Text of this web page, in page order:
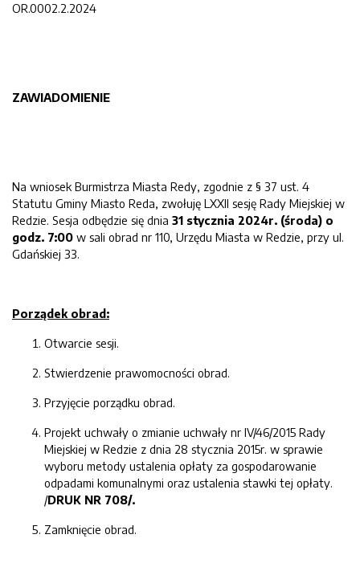
OR.0002.2.2024
ZAWIADOMIENIE
Na wniosek Burmistrza Miasta Redy, zgodnie z § 37 ust. 4
Statutu Gminy Miasto Reda, zwołuję LXXII sesję Rady Miejskiej w
Redzie. Sesja odbędzie się dnia 31 stycznia 2024r. (środa) o
godz. 7:00 w sali obrad nr 110, Urzędu Miasta w Redzie, przy ul.
Gdańskiej 33.
Porządek obrad:
Otwarcie sesji.
Stwierdzenie prawomocności obrad.
Przyjęcie porządku obrad.
Projekt uchwały o zmianie uchwały nr IV/46/2015 Rady
Miejskiej w Redzie z dnia 28 stycznia 2015r. w sprawie
wyboru metody ustalenia opłaty za gospodarowanie
odpadami komunalnymi oraz ustalenia stawki tej opłaty.
/DRUK NR 708/.
Zamknięcie obrad.